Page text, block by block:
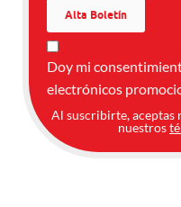
Doy mi
electrónicos
Al suscribirte, aceptas
nuestros